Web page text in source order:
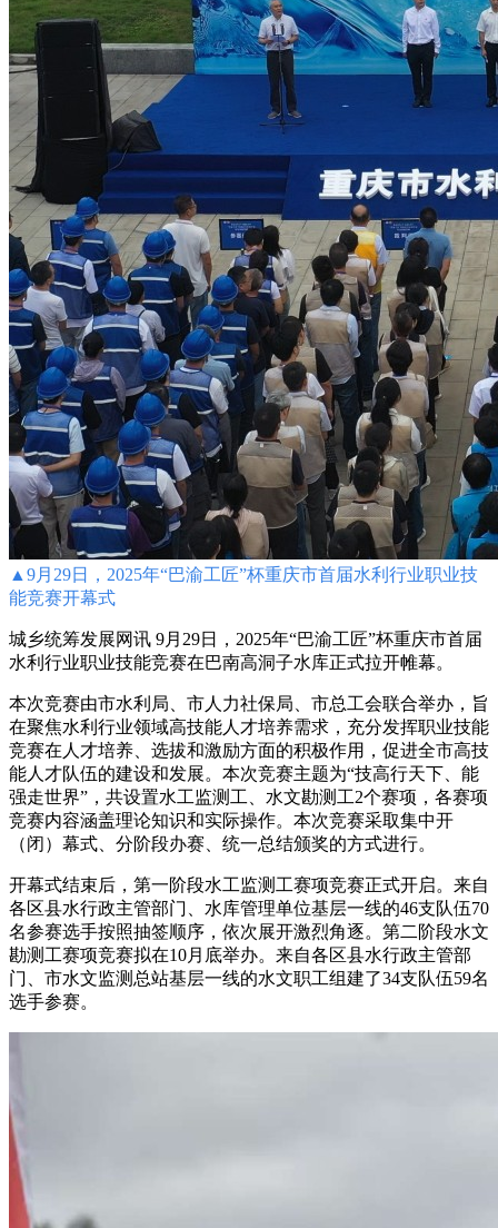
▲ 9月29日，2025年“巴渝工匠”杯重庆市首届水利行业职业技
能竞赛开幕式
城乡统筹发展网讯 9月29日，2025年“巴渝工匠”杯重庆市首届
水利行业职业技能竞赛在巴南高洞子水库正式拉开帷幕。
本次竞赛由市水利局、市人力社保局、市总工会联合举办，旨
在聚焦水利行业领域高技能人才培养需求，充分发挥职业技能
竞赛在人才培养、选拔和激励方面的积极作用，促进全市高技
能人才队伍的建设和发展。本次竞赛主题为“技高行天下、能
强走世界”，共设置水工监测工、水文勘测工2个赛项，各赛项
竞赛内容涵盖理论知识和实际操作。本次竞赛采取集中开
（闭）幕式、分阶段办赛、统一总结颁奖的方式进行。
开幕式结束后，第一阶段水工监测工赛项竞赛正式开启。来自
各区县水行政主管部门、水库管理单位基层一线的46支队伍70
名参赛选手按照抽签顺序，依次展开激烈角逐。第二阶段水文
勘测工赛项竞赛拟在10月底举办。来自各区县水行政主管部
门、市水文监测总站基层一线的水文职工组建了34支队伍59名
选手参赛。